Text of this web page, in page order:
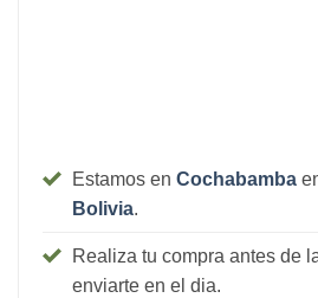
Estamos en Cochabamba
Bolivia.
Realiza tu compra antes de
enviarte en el dia.